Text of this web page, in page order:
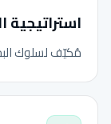
مُكيّف لسلوك